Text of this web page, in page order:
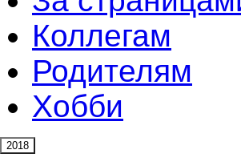
Коллегам
Родителям
Хобби
2018